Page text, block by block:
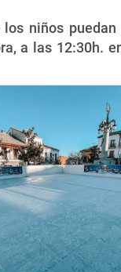
niños
a las 12:30h.